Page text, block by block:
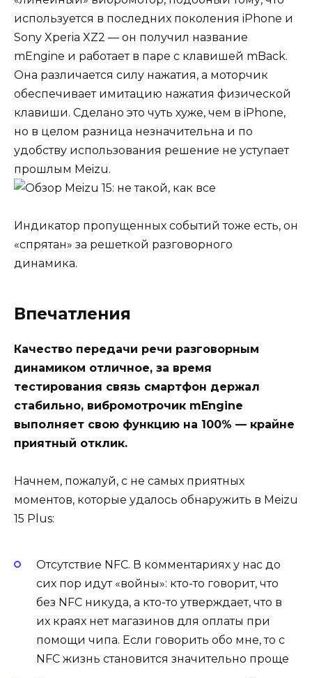
используется в последних поколения iPhone и
Sony Xperia XZ2 — он получил название
mEngine и работает в паре с клавишей mBack.
Она различается силу нажатия, а моторчик
обеспечивает имитацию нажатия физической
клавиши. Сделано это чуть хуже, чем в iPhone,
но в целом разница незначительна и по
удобству использования решение не уступает
прошлым Meizu.
Индикатор пропущенных событий тоже есть, он
«спрятан» за решеткой разговорного
динамика.
Впечатления
Качество передачи речи разговорным
динамиком отличное, за время
тестирования связь смартфон держал
стабильно, вибромотрочик mEngine
выполняет свою функцию на 100% — крайне
приятный отклик.
Начнем, пожалуй, с не самых приятных
моментов, которые удалось обнаружить в Meizu
15 Plus:
Отсутствие NFC. В комментариях у нас до
сих пор идут «войны»: кто-то говорит, что
без NFC никуда, а кто-то утверждает, что в
их краях нет магазинов для оплаты при
помощи чипа. Если говорить обо мне, то с
NFC жизнь становится значительно проще